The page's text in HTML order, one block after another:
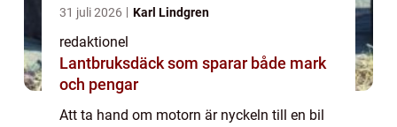
31 juli 2026 Karl Lindgren
redaktionel
Lantbruksdäck som sparar både mark
och pengar
Att ta hand om motorn är nyckeln till en bil